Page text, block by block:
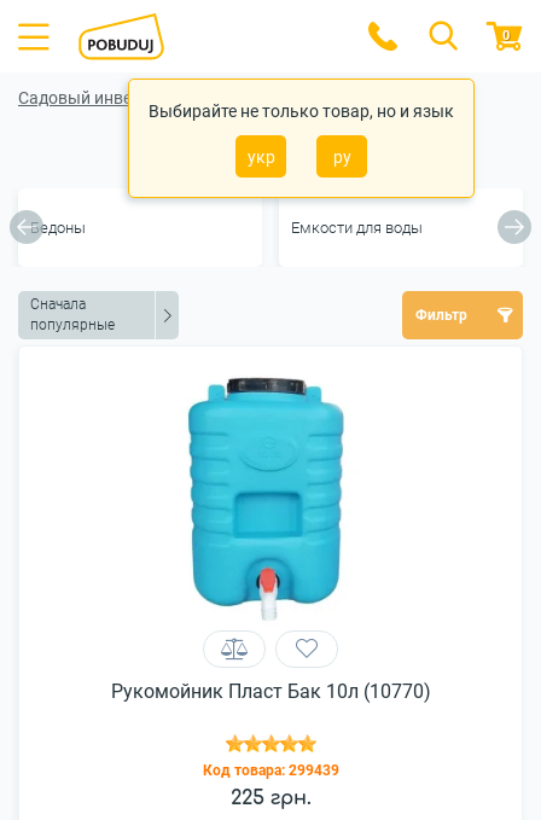
Выбирайте не только товар, но и язык
укр ру
0
Садовый инвентарь
Рукомойники
Бедоны Емкости для воды
Сначала
популярные
Фильтр
Рукомойник Пласт Бак 10л (10770)
Код товара: 299439
225 грн.